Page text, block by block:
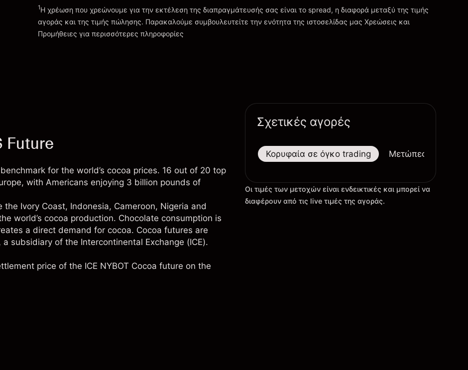
$10,000.00
Χρήματα από μόχλευση ~
$9,000.00
Μέγεθος διαπραγμάτευσης με μόχλευση
~$10,000.00
Χρήματα από μόχλευση ~$9,000.00
1Η χρέωση που χρεώνουμε για την εκτέλεση της διαπραγμάτευσής σας είναι το spread, η διαφορά μεταξύ της τιμής
αγοράς και της τιμής πώλησης. Παρακαλούμε συμβουλευτείτε την ενότητα της ιστοσελίδας μας Χρεώσεις και
Προμήθειες για περισσότερες πληροφορίες
Future
for the world’s cocoa prices. 16 out of 20 top
with Americans enjoying 3 billion pounds of
Ivory Coast, Indonesia, Cameroon, Nigeria and
world’s cocoa production. Chocolate consumption is
a direct demand for cocoa. Cocoa futures are
subsidiary of the Intercontinental Exchange (ICE).
price of the ICE NYBOT Cocoa future on the
Σχετικές αγορές
Κορυφαία σε όγκο trading Μετώπες
Οι τιμές των μετοχών είναι ενδεικτικές και μπορεί να
διαφέρουν από τις live τιμές της αγοράς.